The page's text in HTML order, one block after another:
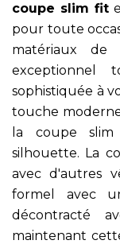
coupe slim fit
pour toute
matériaux
sophistiquée à
touche
la coupe
silhouette. La
avec d'autres
formel avec
décontracté
maintenant